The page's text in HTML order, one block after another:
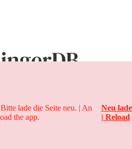
lade die Seite neu. | An
the app.
Neu
| Reload